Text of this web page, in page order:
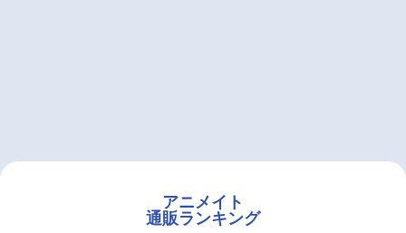
アニメイト
通販ランキング